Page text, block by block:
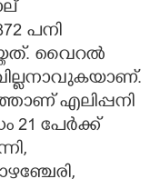
പനി
വൈറൽ
എലിപ്പനി
21 പേർക്ക്